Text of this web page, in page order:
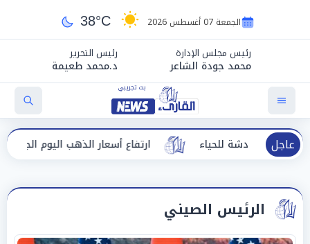
الجمعة 07 أغسطس 2026 38°C
رئيس مجلس الإدارة
محمد جودة الشاعر
رئيس التحرير
د.محمد طعيمة
عاجل ارتفاع أسعار الذهب اليوم الجمعة في مصر للحياء
الرئيس الصيني